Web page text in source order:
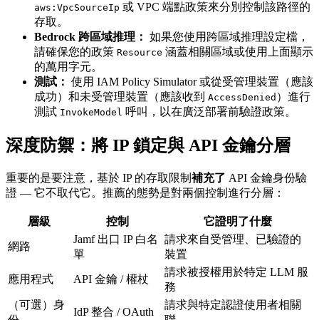
aws:VpcSourceIp 或 VPC 端點政策來分別控制該路徑的
存取。
Bedrock 跨區域推理： 如果您使用跨區域推理設定檔，
請確保您的政策 Resource 涵蓋相關區域或使用上面顯示
的萬用字元。
測試： 使用 IAM Policy Simulator 或從受管理裝置（應該
成功）和未受管理裝置（應該收到 AccessDenied ）進行
測試 InvokeModel 呼叫，以在廣泛部署前驗證政策。
深度防禦：將 IP 鎖定與 API 金鑰分層
重要的是要注意，基於 IP 的存取限制 補充了 API 金鑰身份驗
證 — 它不取代它。推薦的態勢是對兩個控制進行分層：
層級 控制 它證明了什麼
網路
Jamf 出口 IP 白名
單
請求來自受管理、已驗證的
裝置
應用程式 API 金鑰 / 權杖
請求被授權用於特定 LLM 服
務
（可選）身
IdP 整合 / OAuth
請求與特定認證使用者相關